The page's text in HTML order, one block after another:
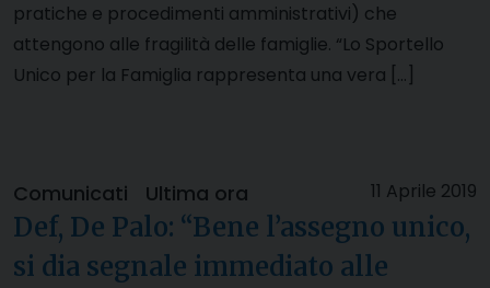
pratiche e procedimenti amministrativi) che
attengono alle fragilità delle famiglie. “Lo Sportello
Unico per la Famiglia rappresenta una vera […]
11 Aprile 2019
Comunicati Ultima ora
Def, De Palo: “Bene l’assegno unico,
si dia segnale immediato alle